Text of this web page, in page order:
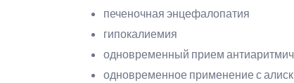
печеночная энцефалопатия
гипокалиемия
одновременный прием
одновременное применение с